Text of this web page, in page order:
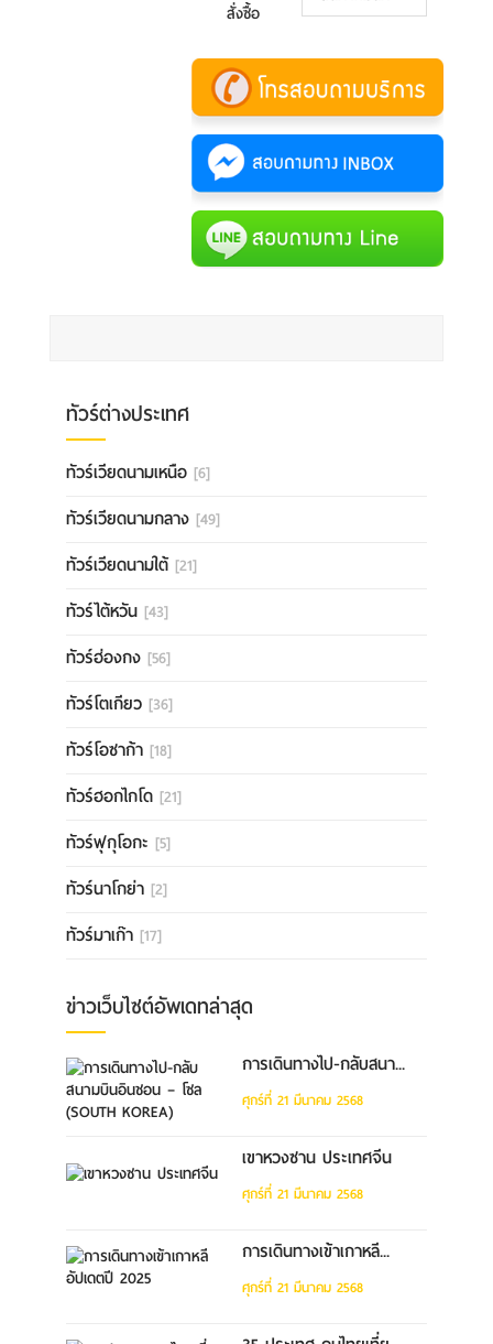
สั่งซื้อ
ทัวร์ต่างประเทศ
ทัวร์เวียดนามเหนือ [6]
ทัวร์เวียดนามกลาง [49]
ทัวร์เวียดนามใต้ [21]
ทัวร์ไต้หวัน [43]
ทัวร์ฮ่องกง [56]
ทัวร์โตเกียว [36]
ทัวร์โอซาก้า [18]
ทัวร์ฮอกไกโด [21]
ทัวร์ฟุกุโอกะ [5]
ทัวร์นาโกย่า [2]
ทัวร์มาเก๊า [17]
ข่าวเว็บไซต์อัพเดทล่าสุด
การเดินทางไป-กลับสนา...
ศุกร์ที่ 21 มีนาคม 2568
เขาหวงซาน ประเทศจีน
ศุกร์ที่ 21 มีนาคม 2568
การเดินทางเข้าเกาหลี...
ศุกร์ที่ 21 มีนาคม 2568